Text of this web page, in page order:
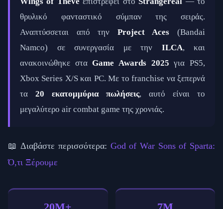
θρυλικό φανταστικό σύμπαν της σειράς.
Αναπτύσσεται από την Project Aces (Bandai
Namco) σε συνεργασία με την ILCA, και
ανακοινώθηκε σταGame Awards 2025 για PS5,
Xbox Series X/S και PC. Με το franchise να ξεπερνά
τα 20 εκατομμύρια πωλήσεις, αυτό είναι το
μεγαλύτερο air combat game της χρονιάς.
📖 Διαβάστε περισσότερα: God of War Sons of Sparta:
Ό,τι Ξέρουμε